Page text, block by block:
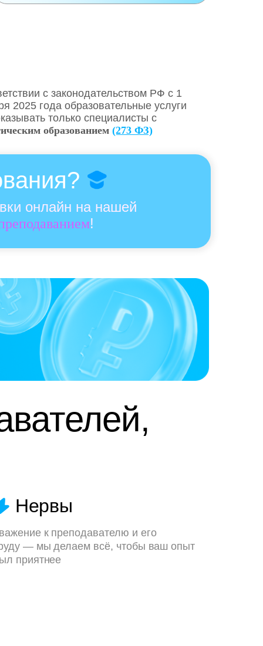
с законодательством РФ c 1
2025 года образовательные услуги
только специалисты с
образованием (273 ФЗ)
онлайн на нашей
!
Нервы
к преподавателю и его
— мы делаем всё, чтобы ваш опыт
приятнее